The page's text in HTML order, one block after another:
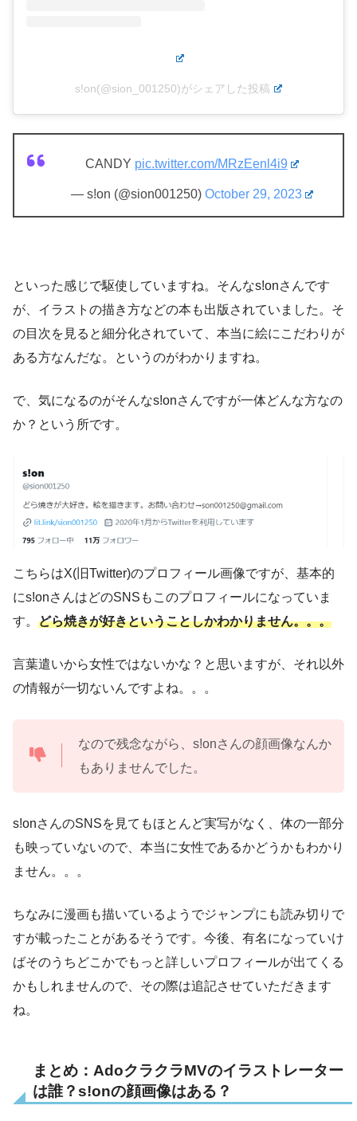
s!on(@sion_001250)がシェアした投稿
CANDY pic.twitter.com/MRzEenl4i9
— s!on (@sion001250) October 29, 2023
といった感じで駆使していますね。そんなs!onさんです
が、イラストの描き方などの本も出版されていました。そ
の目次を見ると細分化されていて、本当に絵にこだわりが
ある方なんだな。というのがわかりますね。
で、気になるのがそんなs!onさんですが一体どんな方なの
か？という所です。
こちらはX(旧Twitter)のプロフィール画像ですが、基本的
にs!onさんはどのSNSもこのプロフィールになっていま
す。 どら焼きが好きということしかわかりません。。。
言葉遣いから女性ではないかな？と思いますが、それ以外
の情報が一切ないんですよね。。。
なので残念ながら、s!onさんの顔画像なんか
もありませんでした。
s!onさんのSNSを見てもほとんど実写がなく、体の一部分
も映っていないので、本当に女性であるかどうかもわかり
ません。。。
ちなみに漫画も描いているようでジャンプにも読み切りで
すが載ったことがあるそうです。今後、有名になっていけ
ばそのうちどこかでもっと詳しいプロフィールが出てくる
かもしれませんので、その際は追記させていただきます
ね。
まとめ：AdoクラクラMVのイラストレーター
は誰？s!onの顔画像はある？